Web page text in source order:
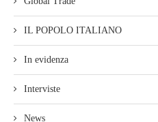
IL POPOLO ITALIANO
In evidenza
Interviste
News